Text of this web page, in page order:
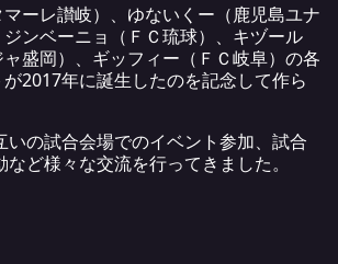
ーレ讃岐）、ゆないくー（鹿児島ユナ
ンベーニョ（ＦＣ琉球）、キヅール
ャ盛岡）、ギッフィー（ＦＣ岐阜）の各
2017年に誕生したのを記念して作ら
いの試合会場でのイベント参加、試合
ど様々な交流を行ってきました。